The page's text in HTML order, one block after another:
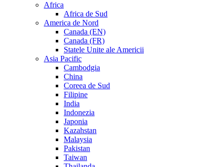
Africa
Africa de Sud
America de Nord
Canada (EN)
Canada (FR)
Statele Unite ale Americii
Asia Pacific
Cambodgia
China
Coreea de Sud
Filipine
India
Indonezia
Japonia
Kazahstan
Malaysia
Pakistan
Taiwan